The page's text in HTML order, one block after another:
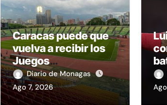
Caracas puede que
vuelva a recibir los
Juegos
Centroamericanos y
del Caribe tras mas
de 70 años
Diario de Monagas
Ago 7, 2026